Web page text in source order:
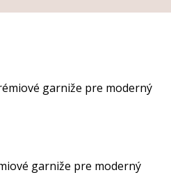
garniže pre moderný